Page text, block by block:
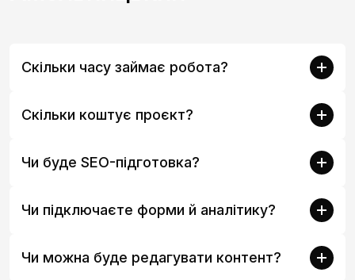
Скільки часу займає робота?
Скільки коштує проєкт?
Чи буде SEO-підготовка?
Чи підключаєте форми й аналітику?
Чи можна буде редагувати контент?